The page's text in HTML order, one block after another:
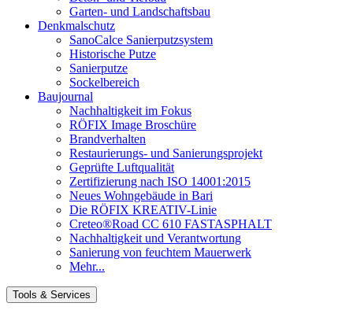
Garten- und Landschaftsbau
Denkmalschutz
SanoCalce Sanierputzsystem
Historische Putze
Sanierputze
Sockelbereich
Baujournal
Nachhaltigkeit im Fokus
RÖFIX Image Broschüre
Brandverhalten
Restaurierungs- und Sanierungsprojekt
Geprüfte Luftqualität
Zertifizierung nach ISO 14001:2015
Neues Wohngebäude in Bari
Die RÖFIX KREATIV-Linie
Creteo®Road CC 610 FASTASPHALT
Nachhaltigkeit und Verantwortung
Sanierung von feuchtem Mauerwerk
Mehr...
Tools & Services